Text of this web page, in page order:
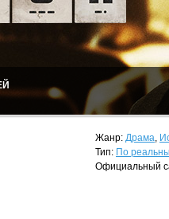
Жанр: Драма,
Тип: По
Официальный